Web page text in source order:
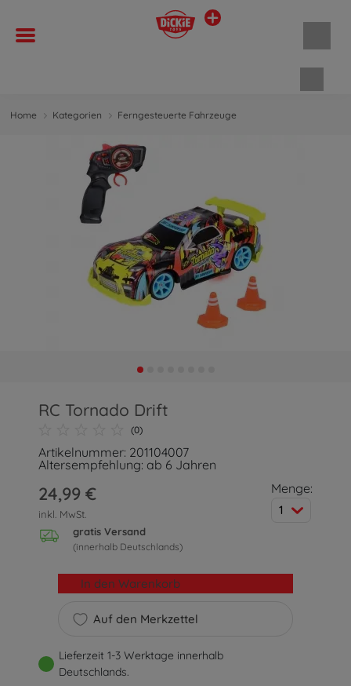
Home Kategorien Ferngesteuerte Fahrzeuge
RC Tornado Drift
(0)
Artikelnummer: 201104007
Altersempfehlung: ab 6 Jahren
24,99 €
inkl. MwSt.
gratis Versand
(innerhalb Deutschlands)
Menge:
1
Auf den Merkzettel
In den Warenkorb
Lieferzeit 1-3 Werktage innerhalb
Deutschlands.